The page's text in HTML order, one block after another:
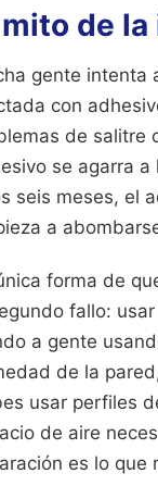
mito de
gente intenta
con
de salitre
se agarra
seis meses, el
a
forma de
fallo:
a gente
de la
usar perfiles
de aire
es lo que